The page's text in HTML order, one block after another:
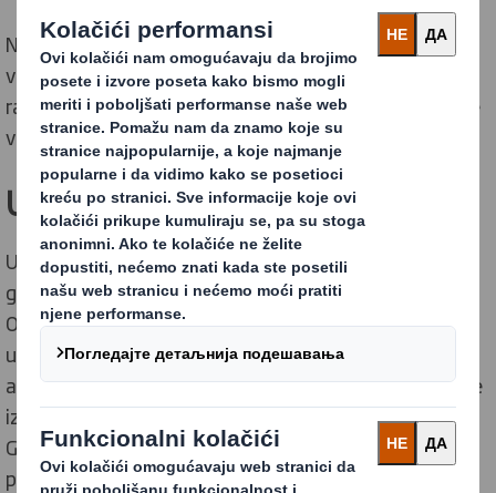
Na taj način se osigurava da se odluke donose u pravo
vreme i na ispravnom nivou poslovanja nakon
razmatranja svih relevantnih faktora – od komercijalne
vrednosti do reputacionog rizika.
Upravni odbor
Upravni odbor, koji se formalno sastaje sedam puta
godišnje, sastoji se od izvršnih i neizvršnih direktora.
Oni su kolektivno odgovorni za nadgledanje i
usmeravanje poslovanja DS Smith kompanije, i u ime
akcionara prate učinak menadžmenta. Upravni odbor je
izvršnom direktoru Grupe delegirao razvoj strategije
Grupe i svakodnevno operativno upravljanje
poslovanjem.